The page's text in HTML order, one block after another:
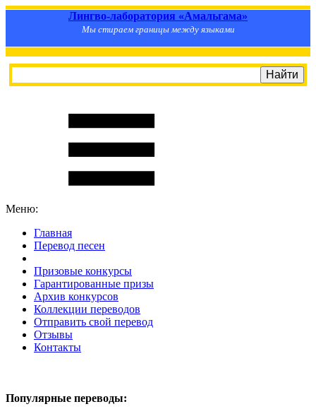
Лингво-лаборатория «Амальгама»
Мы стираем границы между языками
Меню:
Главная
Перевод песен
Призовые конкурсы
Гарантированные призы
Архив конкурсов
Коллекции переводов
Отправить свой перевод
Отзывы
Контакты
Популярные переводы: